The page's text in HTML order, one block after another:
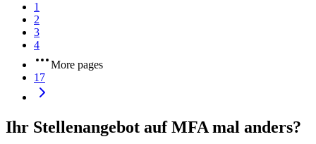
1
2
3
4
More pages
17
Ihr Stellenangebot auf MFA mal anders?